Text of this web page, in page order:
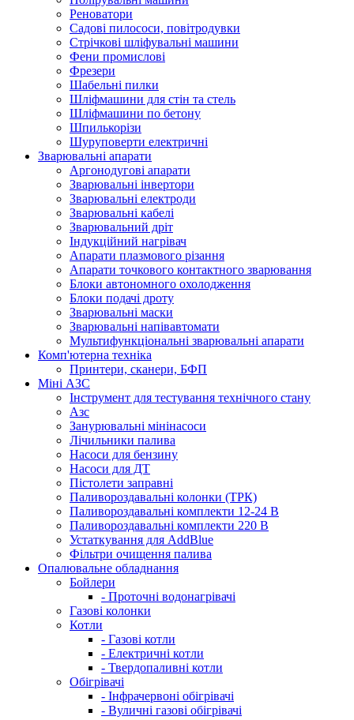
Реноватори
Садові пилососи, повітродувки
Стрічкові шліфувальні машини
Фени промислові
Фрезери
Шабельні пилки
Шліфмашини для стін та стель
Шліфмашини по бетону
Шпилькорізи
Шуруповерти електричні
Зварювальні апарати
Аргонодугові апарати
Зварювальні інвертори
Зварювальні електроди
Зварювальні кабелі
Зварювальний дріт
Індукційний нагрівач
Апарати плазмового різання
Апарати точкового контактного зварювання
Блоки автономного охолодження
Блоки подачі дроту
Зварювальні маски
Зварювальні напівавтомати
Мультифункціональні зварювальні апарати
Комп'ютерна техніка
Принтери, сканери, БФП
Міні АЗС
Інструмент для тестування технічного стану
Азс
Занурювальні мінінасоси
Лічильники палива
Насоси для бензину
Насоси для ДТ
Пістолети заправні
Паливороздавальні колонки (ТРК)
Паливороздавальні комплекти 12-24 В
Паливороздавальні комплекти 220 В
Устаткування для AddBlue
Фільтри очищення палива
Опалювальне обладнання
Бойлери
- Проточні водонагрівачі
Газові колонки
Котли
- Газові котли
- Електричні котли
- Твердопаливні котли
Обігрівачі
- Інфрачервоні обігрівачі
- Вуличні газові обігрівачі